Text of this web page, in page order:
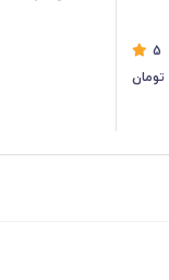
5
تومان